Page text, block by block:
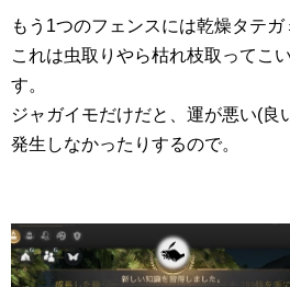
もう1つのフェンスには乾燥タテガ
これは虫取りやら枯れ枝取ってこ
す。
ジャガイモだけだと、運が悪い(良
発生しなかったりするので。